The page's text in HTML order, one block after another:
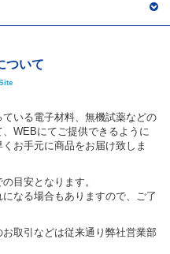
ついて
ている電子材料、無機試薬などの
WEBにてご提供できるように
お手元に商品をお届け致しま
目安となります。
なる場合もありますので、ご了
取引などは従来通り弊社営業部